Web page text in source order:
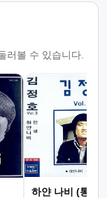
러볼 수 있습니다.
하얀 나비 (통기